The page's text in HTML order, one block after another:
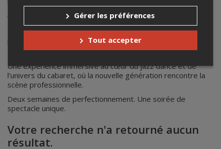
À travers un perfectionnement de deux semaines, de jeunes
danseurs professionnels et semi-professionnels plongeront
dans l’univers du jazz et du cabaret afin de revisiter
The Rhythm of Cabaretet partager la scène avec
des artistes professionnels.
Une expérience immersive au cœur du jazz dance et de
l’univers du cabaret, où la nouvelle génération rencontre la
scène professionnelle.
Deux semaines de perfectionnement. Une soirée de
spectacle unique.
Votre recherche n'a retourné aucun
résultat.
Gérer les préférences
Tout accepter